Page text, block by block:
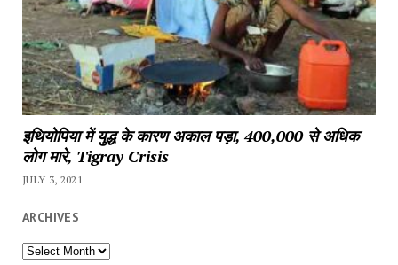
इथियोपिया में युद्ध के कारण अकाल पड़ा, 400,000 से अधिक
लोग मारे, Tigray Crisis
JULY 3, 2021
ARCHIVES
Archives